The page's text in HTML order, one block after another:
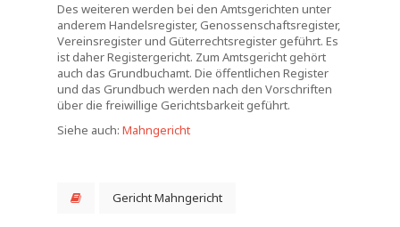
Des weiteren werden bei den Amtsgerichten unter
anderem Handelsregister, Genossenschaftsregister,
Vereinsregister und Güterrechtsregister geführt. Es
ist daher Registergericht. Zum Amtsgericht gehört
auch das Grundbuchamt. Die öffentlichen Register
und das Grundbuch werden nach den Vorschriften
über die freiwillige Gerichtsbarkeit geführt.
Siehe auch: Mahngericht
Gericht Mahngericht